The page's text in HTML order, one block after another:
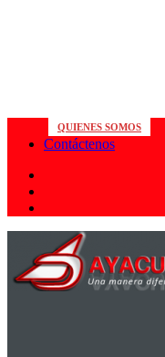
QUIENES SOMOS
Contáctenos